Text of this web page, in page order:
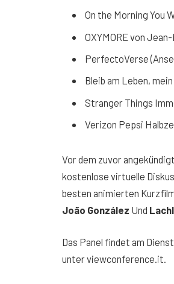
On the Morning You
OXYMORE von
PerfectoVerse
Bleib am Leben,
Stranger Things
Verizon Pepsi
Vor dem zuvor
kostenlose virtuelle
besten animierten
João González Und
Das Panel findet am
unter viewconference.it.